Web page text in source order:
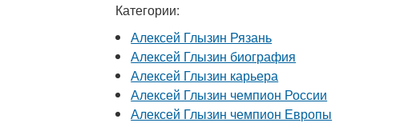
Категории:
Алексей Глызин Рязань
Алексей Глызин биография
Алексей Глызин карьера
Алексей Глызин чемпион России
Алексей Глызин чемпион Европы